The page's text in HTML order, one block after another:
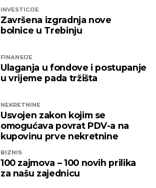
INVESTICIJE
Završena izgradnja nove
bolnice u Trebinju
FINANSIJE
Ulaganja u fondove i postupanje
u vrijeme pada tržišta
NEKRETNINE
Usvojen zakon kojim se
omogućava povrat PDV-a na
kupovinu prve nekretnine
BIZNIS
100 zajmova – 100 novih prilika
za našu zajednicu